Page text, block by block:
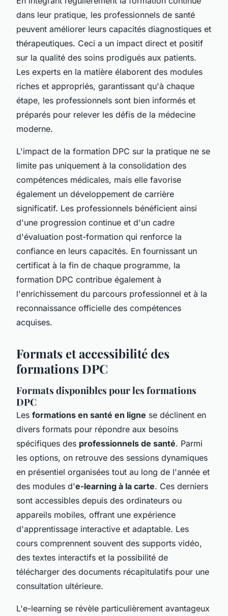
dans leur pratique, les professionnels de santé
peuvent améliorer leurs capacités diagnostiques et
thérapeutiques. Ceci a un impact direct et positif
sur la qualité des soins prodigués aux patients.
Les experts en la matière élaborent des modules
riches et appropriés, garantissant qu'à chaque
étape, les professionnels sont bien informés et
préparés pour relever les défis de la médecine
moderne.
L'impact de la formation DPC sur la pratique ne se
limite pas uniquement à la consolidation des
compétences médicales, mais elle favorise
également un développement de carrière
significatif. Les professionnels bénéficient ainsi
d'une progression continue et d'un cadre
d'évaluation post-formation qui renforce la
confiance en leurs capacités. En fournissant un
certificat à la fin de chaque programme, la
formation DPC contribue également à
l'enrichissement du parcours professionnel et à la
reconnaissance officielle des compétences
acquises.
Formats et accessibilité des
formations DPC
Formats disponibles pour les formations
DPC
Les formations en santé en ligne se déclinent en
divers formats pour répondre aux besoins
spécifiques des professionnels de santé. Parmi
les options, on retrouve des sessions dynamiques
en présentiel organisées tout au long de l'année et
des modules d'e-learning à la carte. Ces derniers
sont accessibles depuis des ordinateurs ou
appareils mobiles, offrant une expérience
d'apprentissage interactive et adaptable. Les
cours comprennent souvent des supports vidéo,
des textes interactifs et la possibilité de
télécharger des documents récapitulatifs pour une
consultation ultérieure.
L'e-learning se révèle particulièrement avantageux